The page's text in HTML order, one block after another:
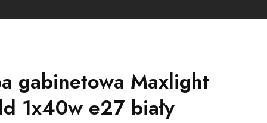
gabinetowa Maxlight
1x40w e27 biały